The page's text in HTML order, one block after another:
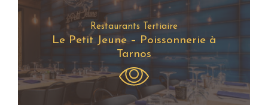
Restaurants Tertiaire
Le Petit Jeune – Poissonnerie à
Tarnos